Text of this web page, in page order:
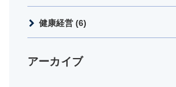
健康経営 (6)
アーカイブ